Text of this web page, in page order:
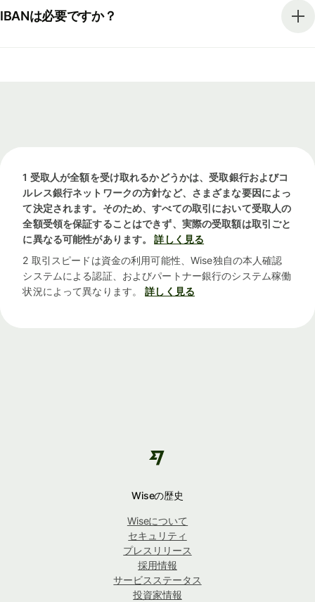
IBANは必要ですか？
1 受取人が全額を受け取れるかどうかは、受取銀行およびコ
ルレス銀行ネットワークの方針など、さまざまな要因によっ
て決定されます。そのため、すべての取引において受取人の
全額受領を保証することはできず、実際の受取額は取引ごと
に異なる可能性があります。
詳しく見る
2 取引スピードは資金の利用可能性、Wise独自の本人確認
システムによる認証、およびパートナー銀行のシステム稼働
状況によって異なります。
詳しく見る
Wiseの歴史
Wiseについて
セキュリティ
プレスリリース
採用情報
サービスステータス
投資家情報